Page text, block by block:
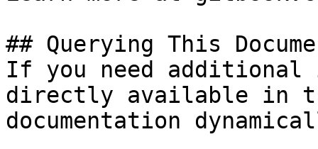
## Querying This
If you need
directly available in
documentation